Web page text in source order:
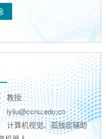
教授
lyliu@ccnu.edu.cn
计算机视觉、孤独症辅助